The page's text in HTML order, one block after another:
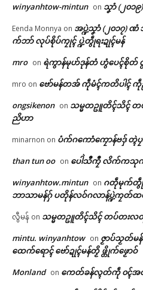
ရုဲစှ်
ပရိုၚ်လ
🏛 လညာတ်
ညးဒ
ဗွဳ
Related
တင်ရန်တၟအ် တ္ၚဲကောန်ဂကူ
မန် လ္ပကဵုဗၠးတိတ်အာညိ
January 26, 2026
In "ပရိုၚ်"
ပ္ဍဲ
ကဵု(
မုဂွံ
In
winyanhtow-mintun on သၞာံ (၂၀၁
Eenda Monnya on အပ္ဍဲသၞာံ (၂၀၁၇)
က်ဘာ် လုပ်စိုပ်ကၠုၚ် ပ္ဍဲတွဵုရးဍုၚ်မန်
mro on ရဲကွာန်မုဟ်ဒုန်တံ ဟွံပေၚ်စိုတ်
mro on ဗော်မန်တအ် ကဵုမံၚ်ကတိပါၚ်
ongsikenon on သမ္မတဥူတိၚ်သိၚ် တ
ညိဟာ
minarnon on ပံက်ဂကောံကၠောန်ဗဒှ် တ္ၚဲပၠ
than tun oo on ပေါဲသဳကၠဳ လိက်ကသု
winyanhtow.mintun on ဂတဵုမုက်တွဵု
ဘာသာမန်ဂှ် ပတိုန်လဝ်ဂလာန်ပ္ဍဲကၠတ်ထ
လွီမန် on သမ္မတဥူတိၚ်သိၚ် တပ်တးလ
mintu. winyanhtow on ဇၟာပ်သၟတ်မ
ထေက်ရောၚ် ဗော်ဍုၚ်မန်တၟိ ဖ္တိုက်ဖၟောဝ်
Monland on ကေတ်ခန်လ္ၚတ်ကဵု ၀ၚ်